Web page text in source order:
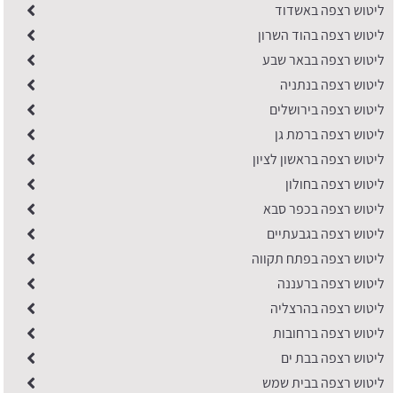
ליטוש רצפה באשדוד
ליטוש רצפה בהוד השרון
ליטוש רצפה בבאר שבע
ליטוש רצפה בנתניה
ליטוש רצפה בירושלים
ליטוש רצפה ברמת גן
ליטוש רצפה בראשון לציון
ליטוש רצפה בחולון
ליטוש רצפה בכפר סבא
ליטוש רצפה בגבעתיים
ליטוש רצפה בפתח תקווה
ליטוש רצפה ברעננה
ליטוש רצפה בהרצליה
ליטוש רצפה ברחובות
ליטוש רצפה בבת ים
ליטוש רצפה בבית שמש